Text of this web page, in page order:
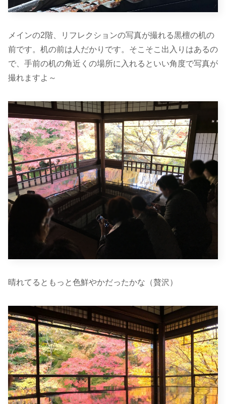
メインの2階、リフレクションの写真が撮れる黒檀の机の
前です。机の前は人だかりです。そこそこ出入りはあるの
で、手前の机の角近くの場所に入れるといい角度で写真が
撮れますよ～
晴れてるともっと色鮮やかだったかな（贅沢）